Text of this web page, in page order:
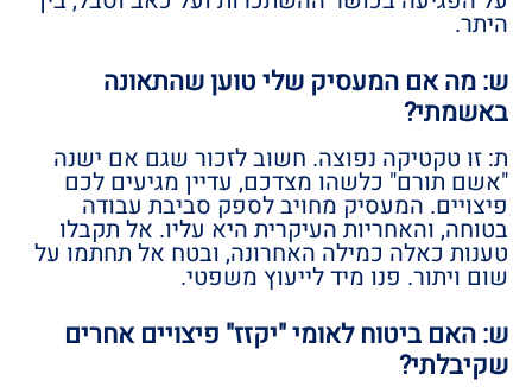
היתר.
ש: מה אם המעסיק שלי טוען שהתאונה
באשמתי?
ת: זו טקטיקה נפוצה. חשוב לזכור שגם אם ישנה
"אשם תורם" כלשהו מצדכם, עדיין מגיעים לכם
פיצויים. המעסיק מחויב לספק סביבת עבודה
בטוחה, והאחריות העיקרית היא עליו. אל תקבלו
טענות כאלה כמילה האחרונה, ובטח אל תחתמו על
שום ויתור. פנו מיד לייעוץ משפטי.
ש: האם ביטוח לאומי "יקזז" פיצויים אחרים
שקיבלתי?